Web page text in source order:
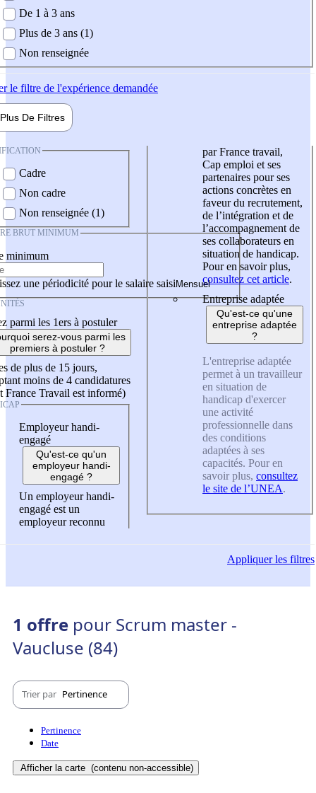
De 1 à 3 ans
Plus de 3 ans (1)
Non renseignée
le filtre de l'expérience demandée
Plus De Filtres
Cadre
Non cadre
Non renseignée (1)
BRUT MINIMUM
minimum
une périodicité pour le salaire saisi
parmi les 1ers à postuler
serez-vous parmi les
premiers à postuler ?
de plus de 15 jours,
moins de 4 candidatures
France Travail est informé)
Employeur handi-
engagé
Qu'est-ce qu'un
employeur handi-
engagé ?
Un employeur handi-
engagé est un
employeur reconnu
par France travail,
Cap emploi et ses
partenaires pour ses
actions concrètes en
faveur du recrutement,
de l’intégration et de
l’accompagnement de
ses collaborateurs en
situation de handicap.
Pour en savoir plus,
consultez cet article.
Entreprise adaptée
Qu'est-ce qu'une
entreprise adaptée
?
L'entreprise adaptée
permet à un travailleur
en situation de
handicap d'exercer
une activité
professionnelle dans
des conditions
adaptées à ses
capacités. Pour en
savoir plus, consultez
le site de l’UNEA.
Appliquerles filtres
1 offre pour Scrum master -
Vaucluse (84)
Trier par Pertinence
Pertinence
Date
Afficher la carte (contenu non-accessible)